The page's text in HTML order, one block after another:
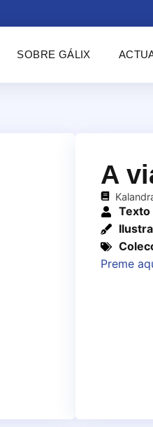
SOBRE GÁLIX
A
Texto
Preme